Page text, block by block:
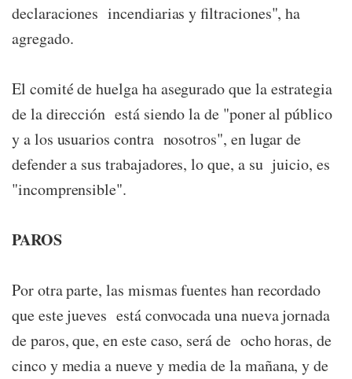
declaraciones incendiarias y filtraciones", ha
agregado.
El comité de huelga ha asegurado que la estrategia
de la dirección está siendo la de "poner al público
y a los usuarios contra nosotros", en lugar de
defender a sus trabajadores, lo que, a su juicio, es
"incomprensible".
PAROS
Por otra parte, las mismas fuentes han recordado
que este jueves está convocada una nueva jornada
de paros, que, en este caso, será de ocho horas, de
cinco y media a nueve y media de la mañana, y de